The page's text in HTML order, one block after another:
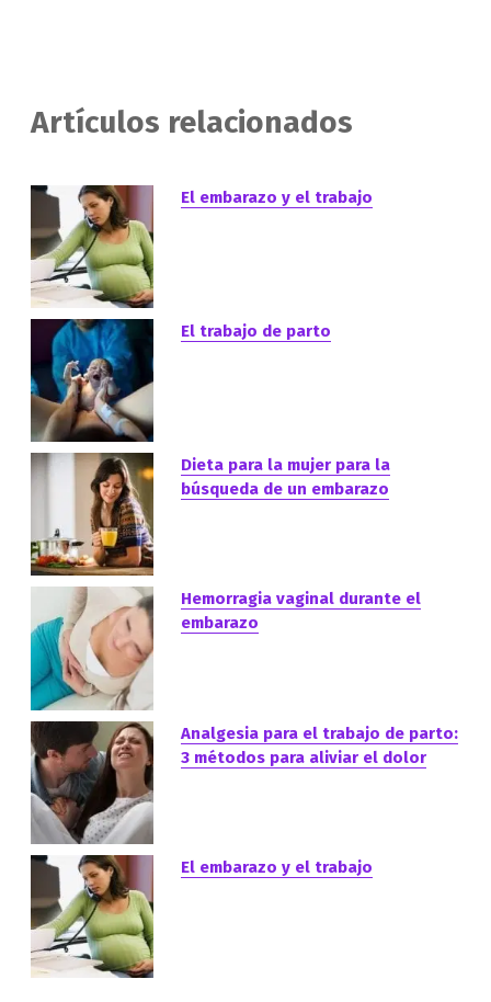
Artículos relacionados
El embarazo y el trabajo
El trabajo de parto
Dieta para la mujer para la
búsqueda de un embarazo
Hemorragia vaginal durante el
embarazo
Analgesia para el trabajo de parto:
3 métodos para aliviar el dolor
El embarazo y el trabajo